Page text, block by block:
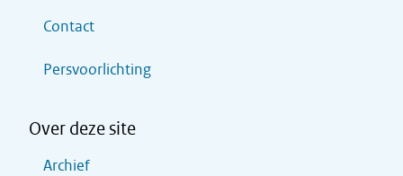
Contact
Persvoorlichting
Over deze site
Archief